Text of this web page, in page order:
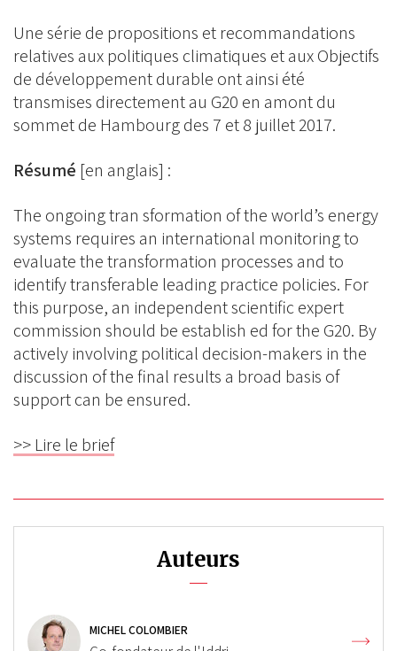
Une série de propositions et recommandations
relatives aux politiques climatiques et aux Objectifs
de développement durable ont ainsi été
transmises directement au G20 en amont du
sommet de Hambourg des 7 et 8 juillet 2017.
Résumé [en anglais] :
The ongoing tran sformation of the world’s energy
systems requires an international monitoring to
evaluate the transformation processes and to
identify transferable leading practice policies. For
this purpose, an independent scientific expert
commission should be establish ed for the G20. By
actively involving political decision-makers in the
discussion of the final results a broad basis of
support can be ensured.
>> Lire le brief
Auteurs
MICHEL COLOMBIER